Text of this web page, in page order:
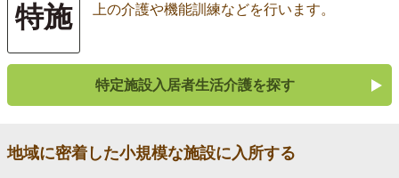
特施
上の介護や機能訓練などを行います。
特定施設入居者生活介護を探す
地域に密着した小規模な施設に入所する